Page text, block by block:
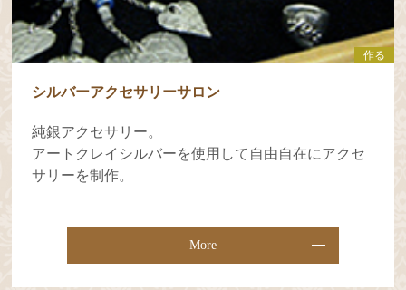
作る
シルバーアクセサリーサロン
純銀アクセサリー。
アートクレイシルバーを使用して自由自在にアクセ
サリーを制作。
More